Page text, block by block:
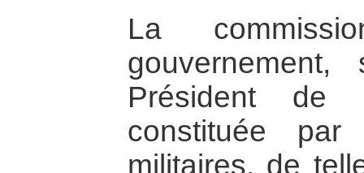
La
Président de
constituée
militaires, de